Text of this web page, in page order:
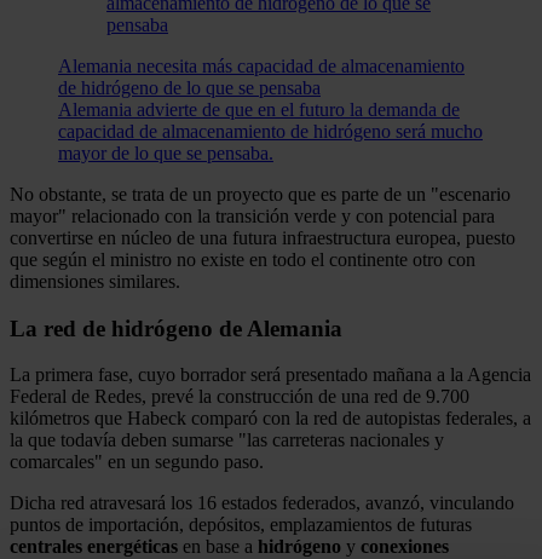
Alemania necesita más capacidad de almacenamiento
de hidrógeno de lo que se pensaba
Alemania advierte de que en el futuro la demanda de
capacidad de almacenamiento de hidrógeno será mucho
mayor de lo que se pensaba.
No obstante, se trata de un proyecto que es parte de un "escenario
mayor" relacionado con la transición verde y con potencial para
convertirse en núcleo de una futura infraestructura europea, puesto
que según el ministro no existe en todo el continente otro con
dimensiones similares.
La red de hidrógeno de Alemania
La primera fase, cuyo borrador será presentado mañana a la Agencia
Federal de Redes, prevé la construcción de una red de 9.700
kilómetros que Habeck comparó con la red de autopistas federales, a
la que todavía deben sumarse "las carreteras nacionales y
comarcales" en un segundo paso.
Dicha red atravesará los 16 estados federados, avanzó, vinculando
puntos de importación, depósitos, emplazamientos de futuras
centrales energéticas en base a hidrógeno y conexiones